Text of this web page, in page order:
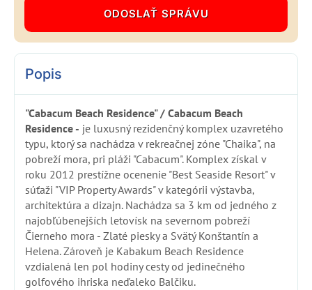
Popis
"Cabacum Beach Residence" / Cabacum Beach
Residence - je luxusný rezidenčný komplex uzavretého
typu, ktorý sa nachádza v rekreačnej zóne "Chaika", na
pobreží mora, pri pláži "Cabacum". Komplex získal v
roku 2012 prestížne ocenenie "Best Seaside Resort" v
súťaži "VIP Property Awards" v kategórii výstavba,
architektúra a dizajn. Nachádza sa 3 km od jedného z
najobľúbenejších letovísk na severnom pobreží
Čierneho mora - Zlaté piesky a Svätý Konštantín a
Helena. Zároveň je Kabakum Beach Residence
vzdialená len pol hodiny cesty od jedinečného
golfového ihriska neďaleko Balčiku.